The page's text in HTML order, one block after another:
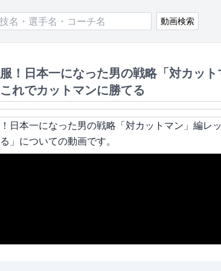
動画検索
！日本一になった男の戦略「対カッ
れでカットマンに勝てる
日本一になった男の戦略「対カットマン」編レ
」についての動画です。